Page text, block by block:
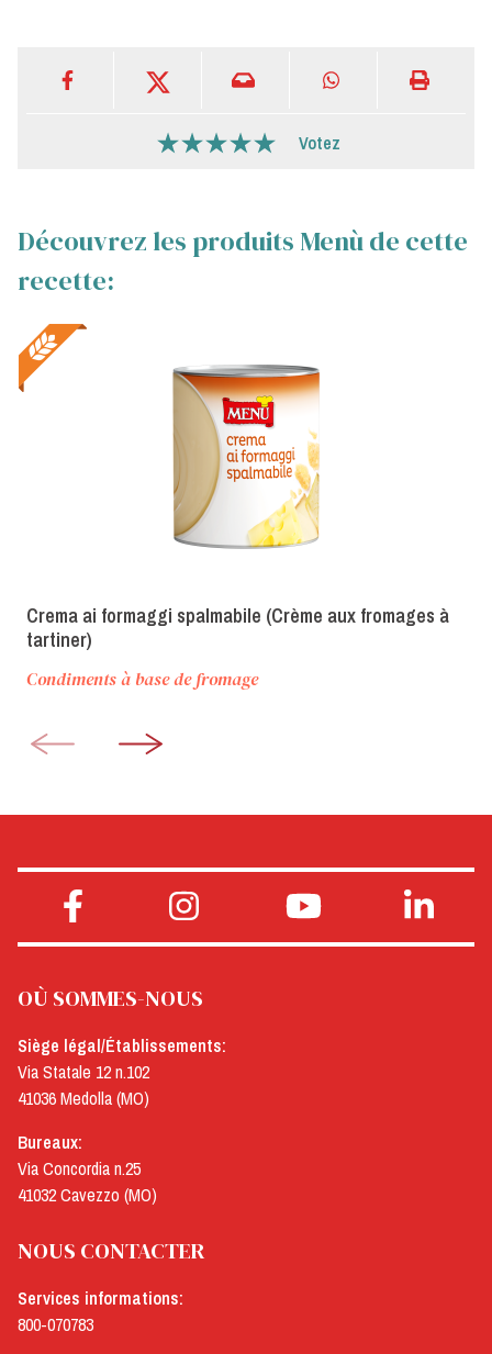
Votez
Découvrez les produits Menù de cette
recette:
Crema ai formaggi spalmabile (Crème aux fromages à
tartiner)
Condiments à base de fromage
OÙ SOMMES-NOUS
Siège légal/Établissements:
Via Statale 12 n.102
41036 Medolla (MO)
Bureaux:
Via Concordia n.25
41032 Cavezzo (MO)
NOUS CONTACTER
Services informations:
800-070783